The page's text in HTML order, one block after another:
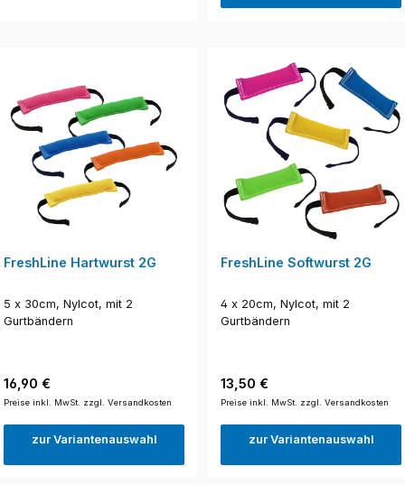
FreshLine Hartwurst 2G
5 x 30cm, Nylcot, mit 2
Gurtbändern
Regulärer Preis:
16,90 €
Preise inkl. MwSt. zzgl. Versandkosten
zur Variantenauswahl
FreshLine Softwurst 2G
4 x 20cm, Nylcot, mit 2
Gurtbändern
Regulärer Preis:
13,50 €
Preise inkl. MwSt. zzgl. Versandkosten
zur Variantenauswahl